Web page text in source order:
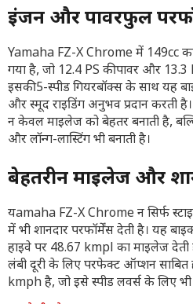
इंजन और पावरफुल
Yamaha FZ-X Chrome में 149cc
गया है, जो 12.4 PS की पावर और 13.3
इसकी 5-स्पीड गियरबॉक्स के साथ यह
और स्मूद राइडिंग अनुभव प्रदान करती
न केवल माइलेज को बेहतर बनाती है,
और लॉन्ग-लास्टिंग भी बनाती है।
बेहतरीन माइलेज और
यamaha FZ-X Chrome न सिर्फ
में भी शानदार परफॉर्मेंस देती है। यह
हाइवे पर 48.67 kmpl का माइलेज
लंबी दूरी के लिए परफेक्ट ऑप्शन साबित
kmph है, जो इसे स्पीड लवर्स के लिए